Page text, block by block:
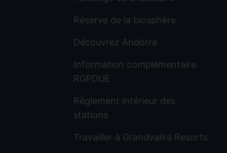
Réserve de la biosphère
Découvrez Andorre
Information complémentaire
RGPDUE
Règlement intérieur des
stations
Travailler à Grandvalira Resorts